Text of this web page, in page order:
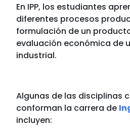
En IPP, los estudiantes
diferentes procesos
formulación de un
evaluación económica de
industrial.
Algunas de las disciplinas
conforman la carrera de
incluyen: